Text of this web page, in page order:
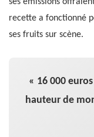
recette a fonctionné
ses fruits sur scène.
« 16 000
hauteur de